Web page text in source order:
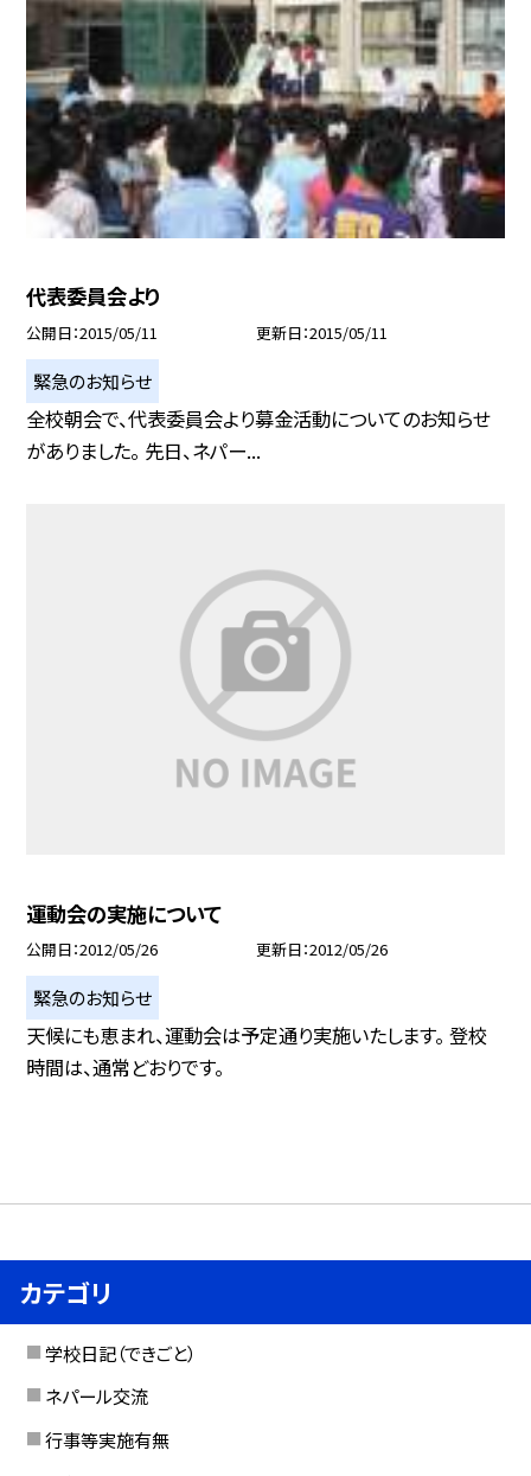
代表委員会より
公開日 2015/05/11 更新日 2015/05/11
緊急のお知らせ
全校朝会で、代表委員会より募金活動についてのお知らせ
がありました。 先日、ネパー...
運動会の実施について
公開日 2012/05/26 更新日 2012/05/26
緊急のお知らせ
天候にも恵まれ、運動会は予定通り実施いたします。 登校
時間は、通常どおりです。
カテゴリ
学校日記（できごと）
ネパール交流
行事等実施有無